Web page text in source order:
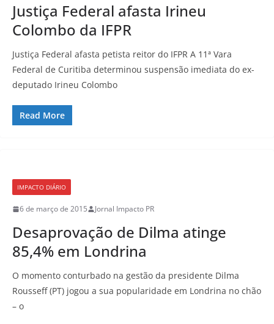
Justiça Federal afasta Irineu
Colombo da IFPR
Justiça Federal afasta petista reitor do IFPR A 11ª Vara
Federal de Curitiba determinou suspensão imediata do ex-
deputado Irineu Colombo
Read More
IMPACTO DIÁRIO
6 de março de 2015 Jornal Impacto PR
Desaprovação de Dilma atinge
85,4% em Londrina
O momento conturbado na gestão da presidente Dilma
Rousseff (PT) jogou a sua popularidade em Londrina no chão
– o